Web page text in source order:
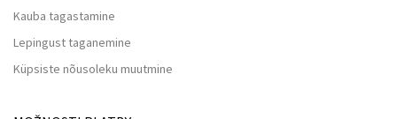
Kauba tagastamine
Lepingust taganemine
Küpsiste nõusoleku muutmine